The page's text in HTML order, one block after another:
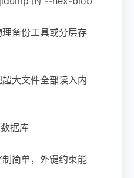
备份工具或分层存
大文件全部读入内
据库
简单，外键约束能